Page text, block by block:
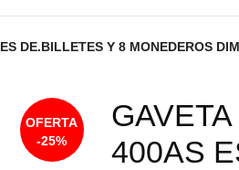
DE.BILLETES Y 8 MONEDEROS
-25%
400AS